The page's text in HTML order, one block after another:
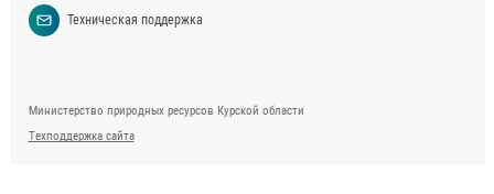
Техническая поддержка
Министерство природных ресурсов Курской области
Техподдержка сайта